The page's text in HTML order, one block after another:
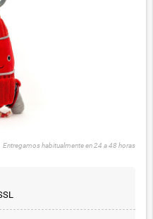
Entregamos habitualmente en 24 a 48 horas